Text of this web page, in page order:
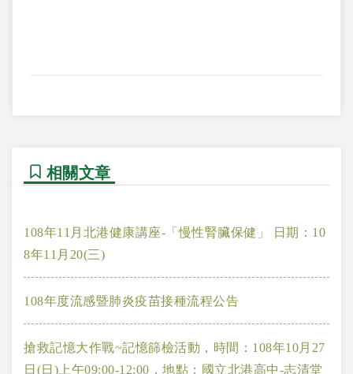
相關文章
108年11月北港健康講座-「慢性腎臟保健」 日期：10
8年11月20(三)
108年度流感暨肺炎疫苗接種流程公告
搶救記憶大作戰~記憶篩檢活動，時間：108年10月27
日(日)上午09:00-12:00，地點：國立北港高中-志清堂